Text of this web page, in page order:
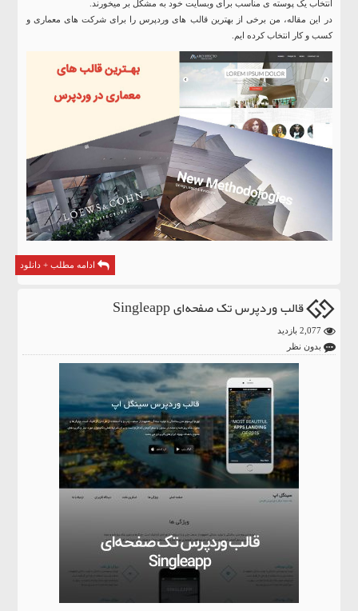
انتخاب یک پوسته ی مناسب برای وبسایت خود به مشکل بر میخورند.
در این مقاله، من برخی از بهترین قالب های وردپرس را برای شرکت های معماری و
کسب و کار انتخاب کرده ایم.
ادامه مطلب + دانلود
قالب وردپرس تک‌ صفحه‌ای Singleapp
2,077 بازدید
بدون نظر